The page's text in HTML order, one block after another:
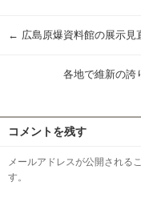
← 広島原爆資料館の展示
各地で維新の誇
コメントを残す
メールアドレスが公開される
す。